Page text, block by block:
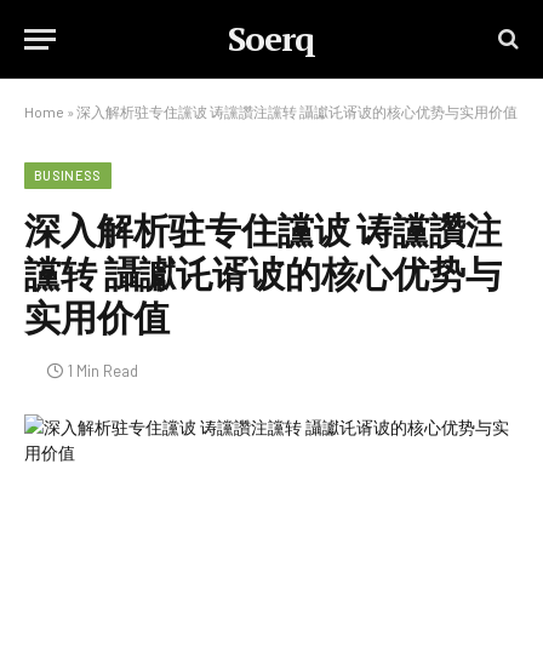
Soerq
Home » 深入解析驻专住讜诐 诪讜讚注讜转 讘讞讬谞诐的核心优势与实用价值
BUSINESS
深入解析驻专住讜诐 诪讜讚注
讜转 讘讞讬谞诐的核心优势与
实用价值
1 Min Read